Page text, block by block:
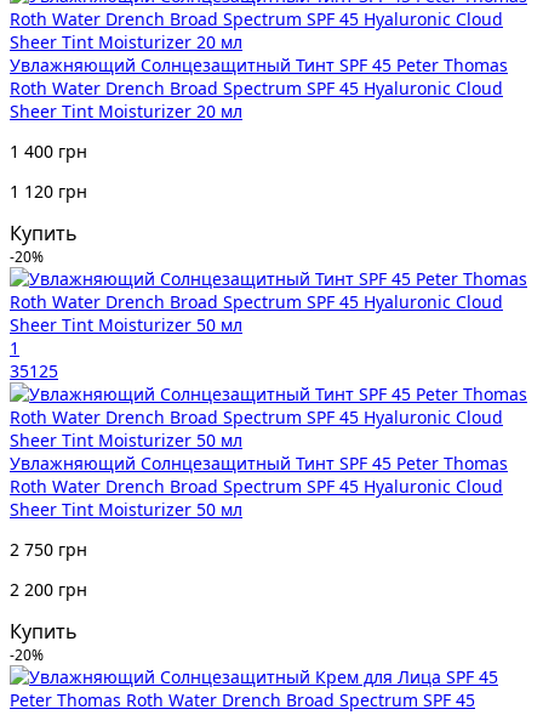
Увлажняющий Солнцезащитный Тинт SPF 45 Peter Thomas
Roth Water Drench Broad Spectrum SPF 45 Hyaluronic Cloud
Sheer Tint Moisturizer 20 мл
1 400 грн
1 120 грн
Купить
-20%
1
35125
Увлажняющий Солнцезащитный Тинт SPF 45 Peter Thomas
Roth Water Drench Broad Spectrum SPF 45 Hyaluronic Cloud
Sheer Tint Moisturizer 50 мл
2 750 грн
2 200 грн
Купить
-20%